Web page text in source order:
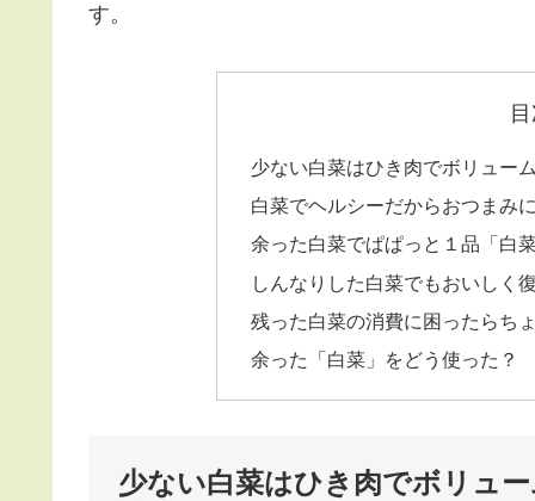
す。
少ない白菜はひき肉でボリュー
白菜でヘルシーだからおつまみ
余った白菜でぱぱっと１品「白
しんなりした白菜でもおいしく
残った白菜の消費に困ったらち
余った「白菜」をどう使った？
少ない白菜はひき肉でボリュ